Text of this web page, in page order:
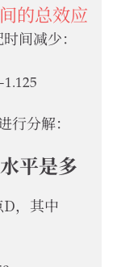
的总效应
间减少：
1.125
1.125
分解：
平是多
，其中